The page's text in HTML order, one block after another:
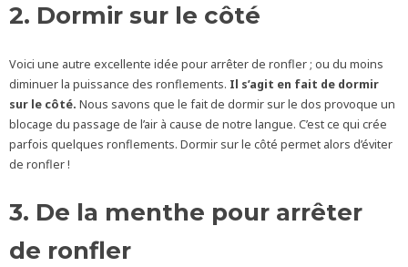
2. Dormir sur le côté
Voici une autre excellente idée pour arrêter de ronfler ; ou du moins
diminuer la puissance des ronflements. Il s’agit en fait de dormir
sur le côté. Nous savons que le fait de dormir sur le dos provoque un
blocage du passage de l’air à cause de notre langue. C’est ce qui crée
parfois quelques ronflements. Dormir sur le côté permet alors d’éviter
de ronfler !
3. De la menthe pour arrêter
de ronfler